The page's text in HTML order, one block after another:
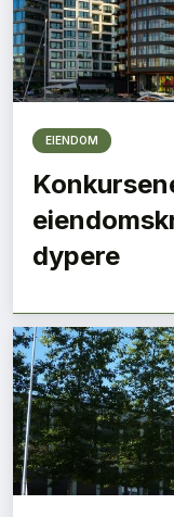
EIENDOM
dypere